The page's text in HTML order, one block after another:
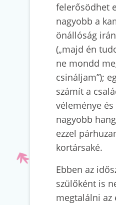
felerősödhet
nagyobb a
önállóság
(„majd én
ne mondd
csináljam”);
számít a
véleménye és
nagyobb
ezzel
kortársaké.
Ebben az
szülőként is
megtalálni az